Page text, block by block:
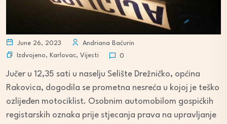
June 26, 2023
Andriana Baćurin
Izdvojeno, Karlovac, Vijesti 0
Jučer u 12,35 sati u naselju Selište Drežničko, općina
Rakovica, dogodila se prometna nesreća u kojoj je teško
ozlijeđen motociklist. Osobnim automobilom gospićkih
registarskih oznaka prije stjecanja prava na upravljanje